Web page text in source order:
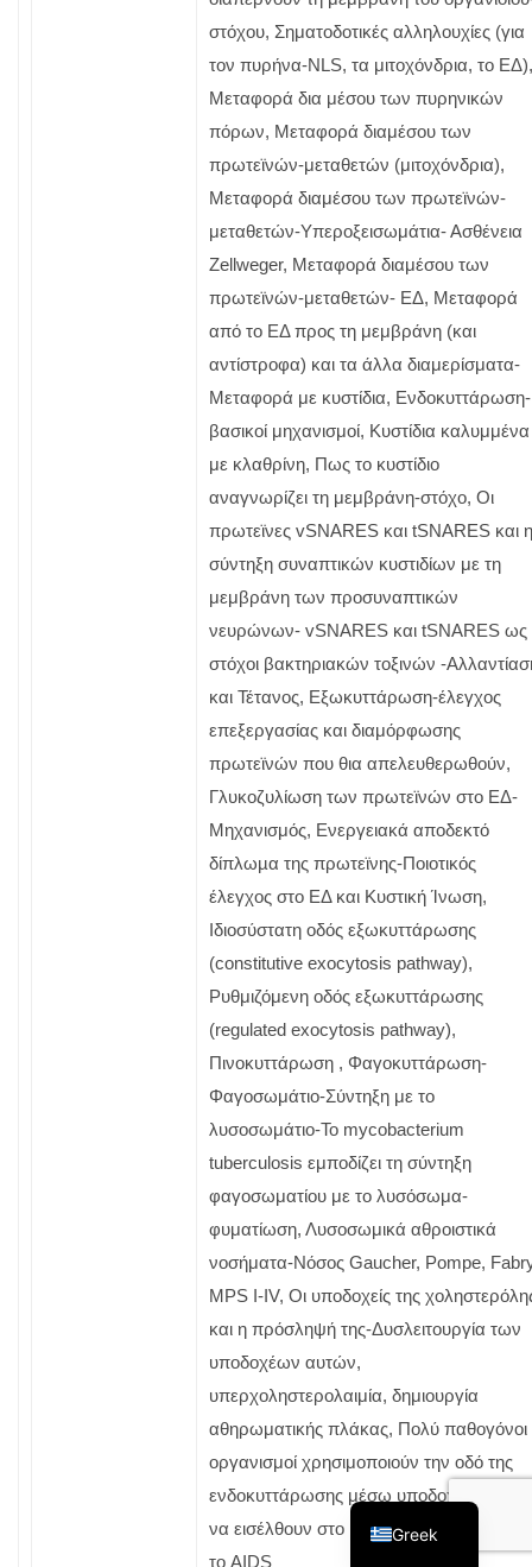
στόχου, Σηματοδοτικές αλληλουχίες (για
τον πυρήνα-NLS, τα μιτοχόνδρια, το ΕΔ),
Μεταφορά δια μέσου των πυρηνικών
πόρων, Μεταφορά διαμέσου των
πρωτεϊνών-μεταθετών (μιτοχόνδρια),
Μεταφορά διαμέσου των πρωτεϊνών-
μεταθετών-Υπεροξεισωμάτια- Ασθένεια
Zellweger, Μεταφορά διαμέσου των
πρωτεϊνών-μεταθετών- ΕΔ, Μεταφορά
από το ΕΔ προς τη μεμβράνη (και
αντίστροφα) και τα άλλα διαμερίσματα-
Μεταφορά με κυστίδια, Ενδοκυττάρωση-
βασικοί μηχανισμοί, Κυστίδια καλυμμένα
με κλαθρίνη, Πως το κυστίδιο
αναγνωρίζει τη μεμβράνη-στόχο, Οι
πρωτεϊνες vSNARES και tSNARES και η
σύντηξη συναπτικών κυστιδίων με τη
μεμβράνη των προσυναπτικών
νευρώνων- vSNARES και tSNARES ως
στόχοι βακτηριακών τοξινών -
και Τέτανος, Εξωκυττάρωση-έλεγχος
επεξεργασίας και διαμόρφωσης
πρωτεϊνών που θια απελευθερωθούν,
Γλυκοζυλίωση των πρωτεϊνών στο ΕΔ-
Μηχανισμός, Ενεργειακά αποδεκτό
δίπλωµα της πρωτεϊνης-Ποιοτικός
έλεγχος στο ΕΔ και Κυστική Ίνωση,
Ιδιοσύστατη οδός εξωκυττάρωσης
(constitutive exocytosis pathway),
Ρυθμιζόμενη οδός εξωκυττάρωσης
(regulated exocytosis pathway),
Πινοκυττάρωση , Φαγοκυττάρωση-
Φαγοσωμάτιο-Σύντηξη με το
λυσοσωμάτιο-Το mycobacterium
tuberculosis εμποδίζει τη σύντηξη
φαγοσωματίου με το λυσόσωμα-
φυματίωση, Λυσοσωμικά αθροιστικά
νοσήματα-Νόσος Gaucher, Pompe,
MPS I-IV, Οι υποδοχείς της
και η πρόσληψή της-Δυσλειτουργία των
υποδοχέων αυτών,
υπερχοληστερολαιμία, δημιουργία
αθηρωματικής πλάκας, Πολύ παθογόνοι
οργανισμοί χρησιμοποιούν την οδό της
ενδοκυττάρωσης μέσω υποδοχέων για
να εισέλθουν στο κύτταρο- ο ιός HIV και
το AIDS
Greek
English